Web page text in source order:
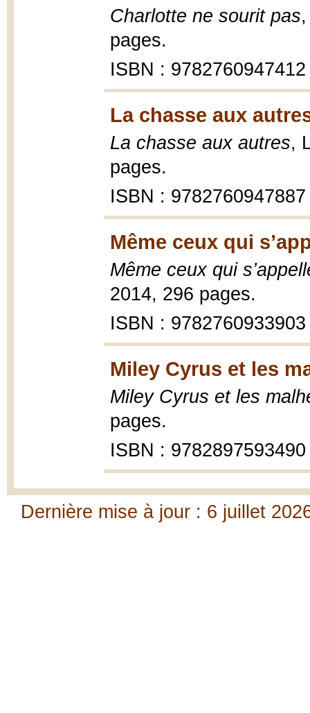
Charlotte ne sourit pas
pages.
ISBN : 9782760947412
La chasse aux
La chasse aux autres,
pages.
ISBN : 9782760947887
Même ceux qui
Même ceux qui
2014, 296 pages.
ISBN : 9782760933903
Miley Cyrus et les
Miley Cyrus et les
pages.
ISBN : 9782897593490
Dernière mise à jour : 6 juillet